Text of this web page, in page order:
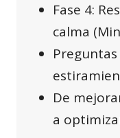
Fase 4:
calma
De
a